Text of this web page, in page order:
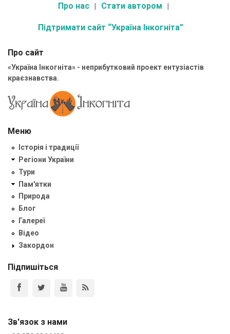
Про нас Стати автором
Підтримати сайт “Україна Інкогніта”
Про сайт
«Україна Інкогніта» - неприбутковий проект ентузіастів
краєзнавства.
Меню
Історія і традиції
Регіони України
Тури
Пам'ятки
Природа
Блог
Галереї
Відео
Закордон
Підпишіться
Зв'язок з нами